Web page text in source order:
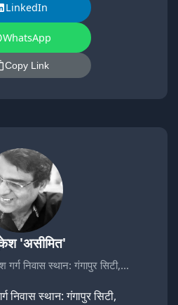
LinkedIn
WhatsApp
Copy Link
'असीमित'
निवास स्थान: गंगापुर सिटी,…
स्थान: गंगापुर सिटी,